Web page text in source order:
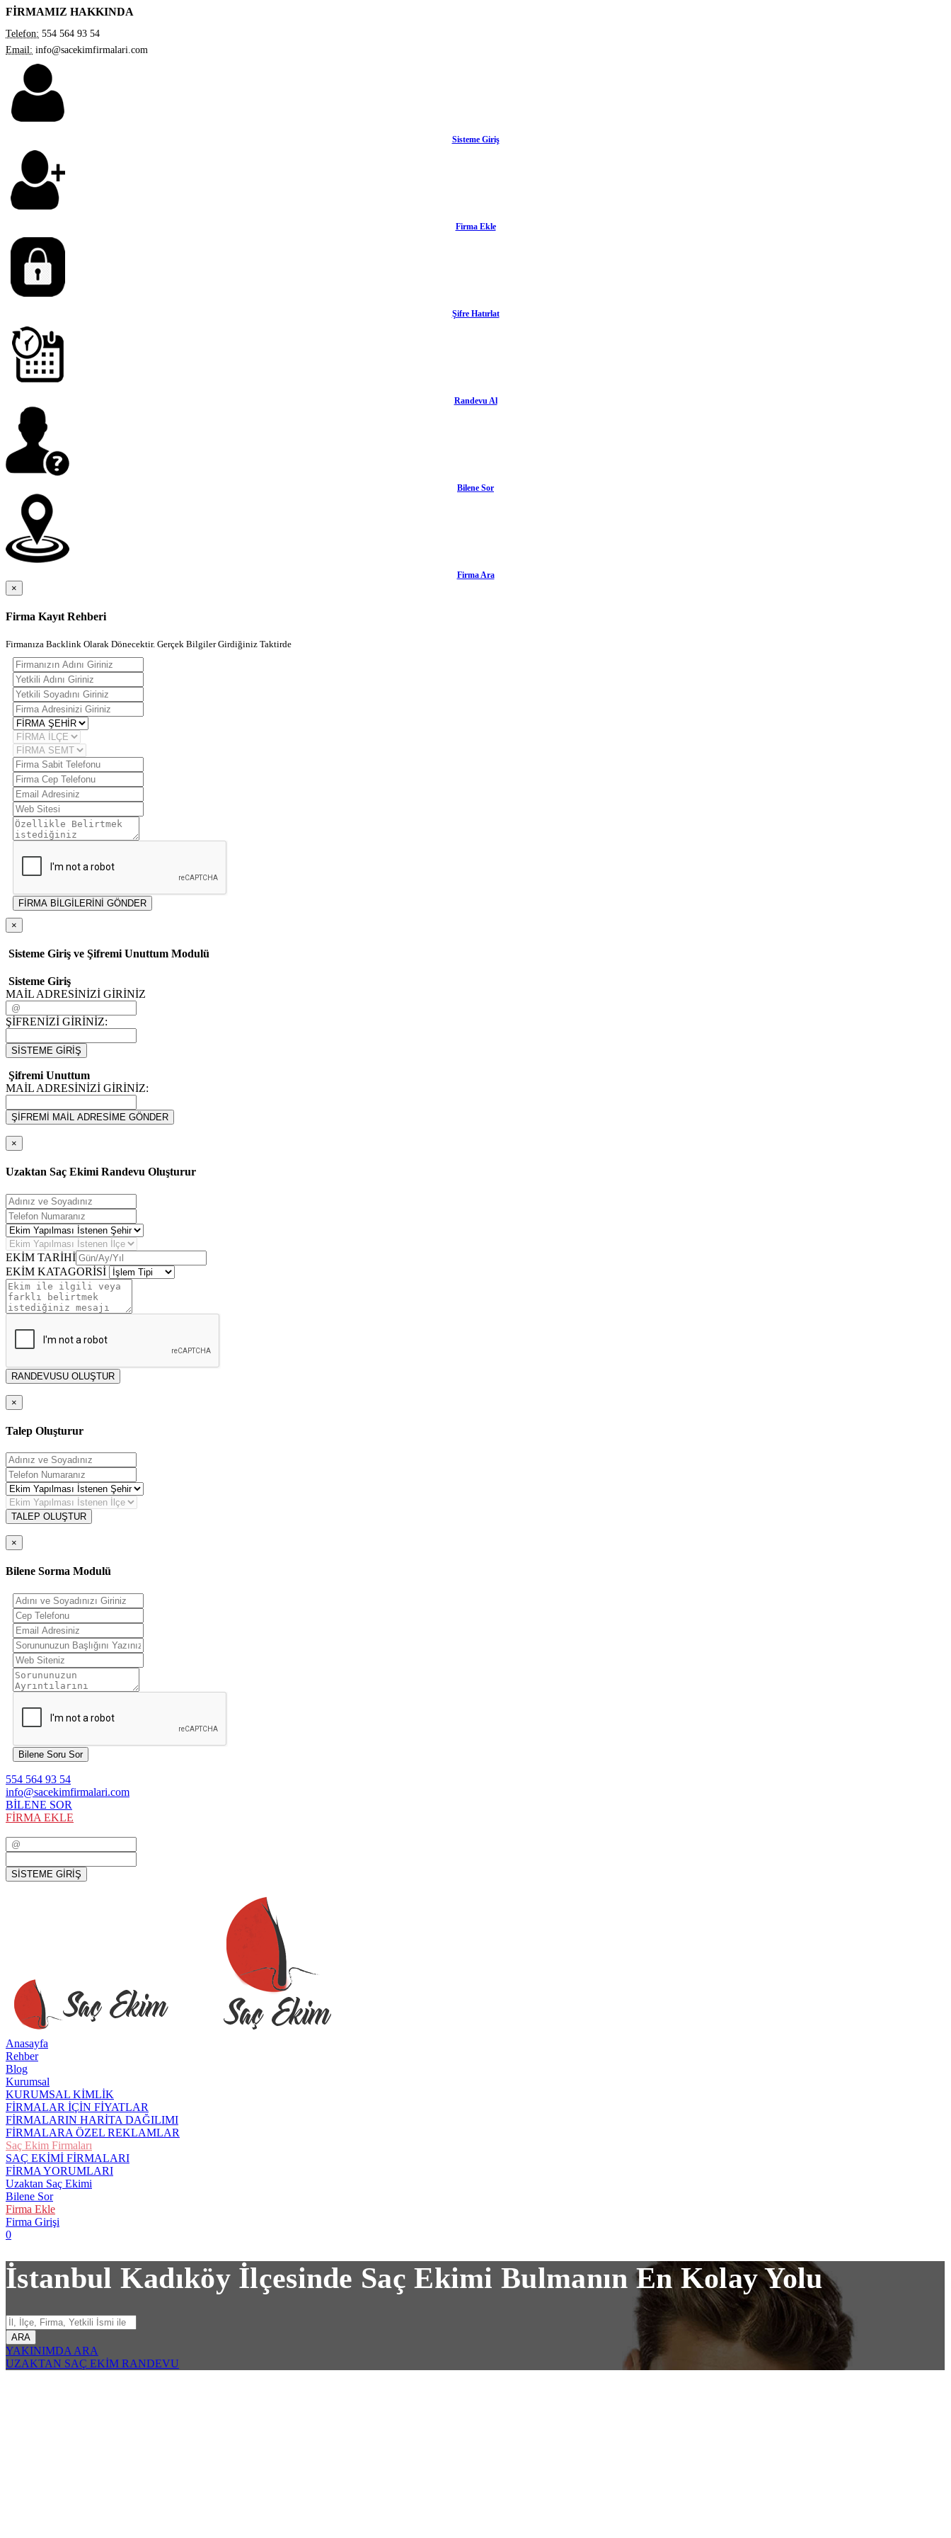
FİRMAMIZ HAKKINDA
Telefon: 554 564 93 54
Email: info@sacekimfirmalari.com
Sisteme Giriş
Firma Ekle
Şifre Hatırlat
Randevu Al
Bilene Sor
Firma Ara
×
Firma Kayıt Rehberi
Firmanıza Backlink Olarak Dönecektir. Gerçek Bilgiler Girdiğiniz Taktirde
FİRMA BİLGİLERİNİ GÖNDER
×
Sisteme Giriş ve Şifremi Unuttum Modulü
Sisteme Giriş
MAİL ADRESİNİZİ GİRİNİZ
ŞİFRENİZİ GİRİNİZ:
SİSTEME GİRİŞ
Şifremi Unuttum
MAİL ADRESİNİZİ GİRİNİZ:
ŞİFREMİ MAİL ADRESİME GÖNDER
×
Uzaktan Saç Ekimi Randevu Oluşturur
EKİM TARİHİ
EKİM KATAGORİSİ
RANDEVUSU OLUŞTUR
×
Talep Oluşturur
TALEP OLUŞTUR
×
Bilene Sorma Modulü
Bilene Soru Sor
554 564 93 54
info@sacekimfirmalari.com
BİLENE SOR
FİRMA EKLE
SİSTEME GİRİŞ
Anasayfa
Rehber
Blog
Kurumsal
KURUMSAL KİMLİK
FİRMALAR İÇİN FİYATLAR
FİRMALARIN HARİTA DAĞILIMI
FİRMALARA ÖZEL REKLAMLAR
Saç Ekim Firmaları
SAÇ EKİMİ FİRMALARI
FİRMA YORUMLARI
Uzaktan Saç Ekimi
Bilene Sor
Firma Ekle
Firma Girişi
0
İstanbul Kadıköy İlçesinde Saç Ekimi Bulmanın En Kolay Yolu
ARA
YAKINIMDA ARA
UZAKTAN SAÇ EKİM RANDEVU